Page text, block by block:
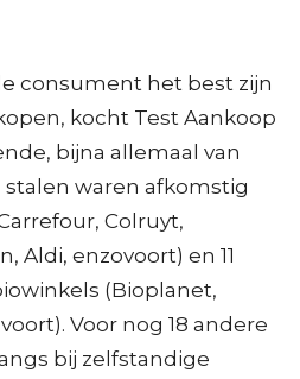
consument het best zijn
kocht Test Aankoop
bijna allemaal van
stalen waren afkomstig
Colruyt,
Aldi, enzovoort) en 11
(Bioplanet,
Voor nog 18 andere
bij zelfstandige